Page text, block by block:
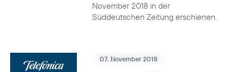
November 2018 in der
Süddeutschen Zeitung erschienen.
07. November 2018